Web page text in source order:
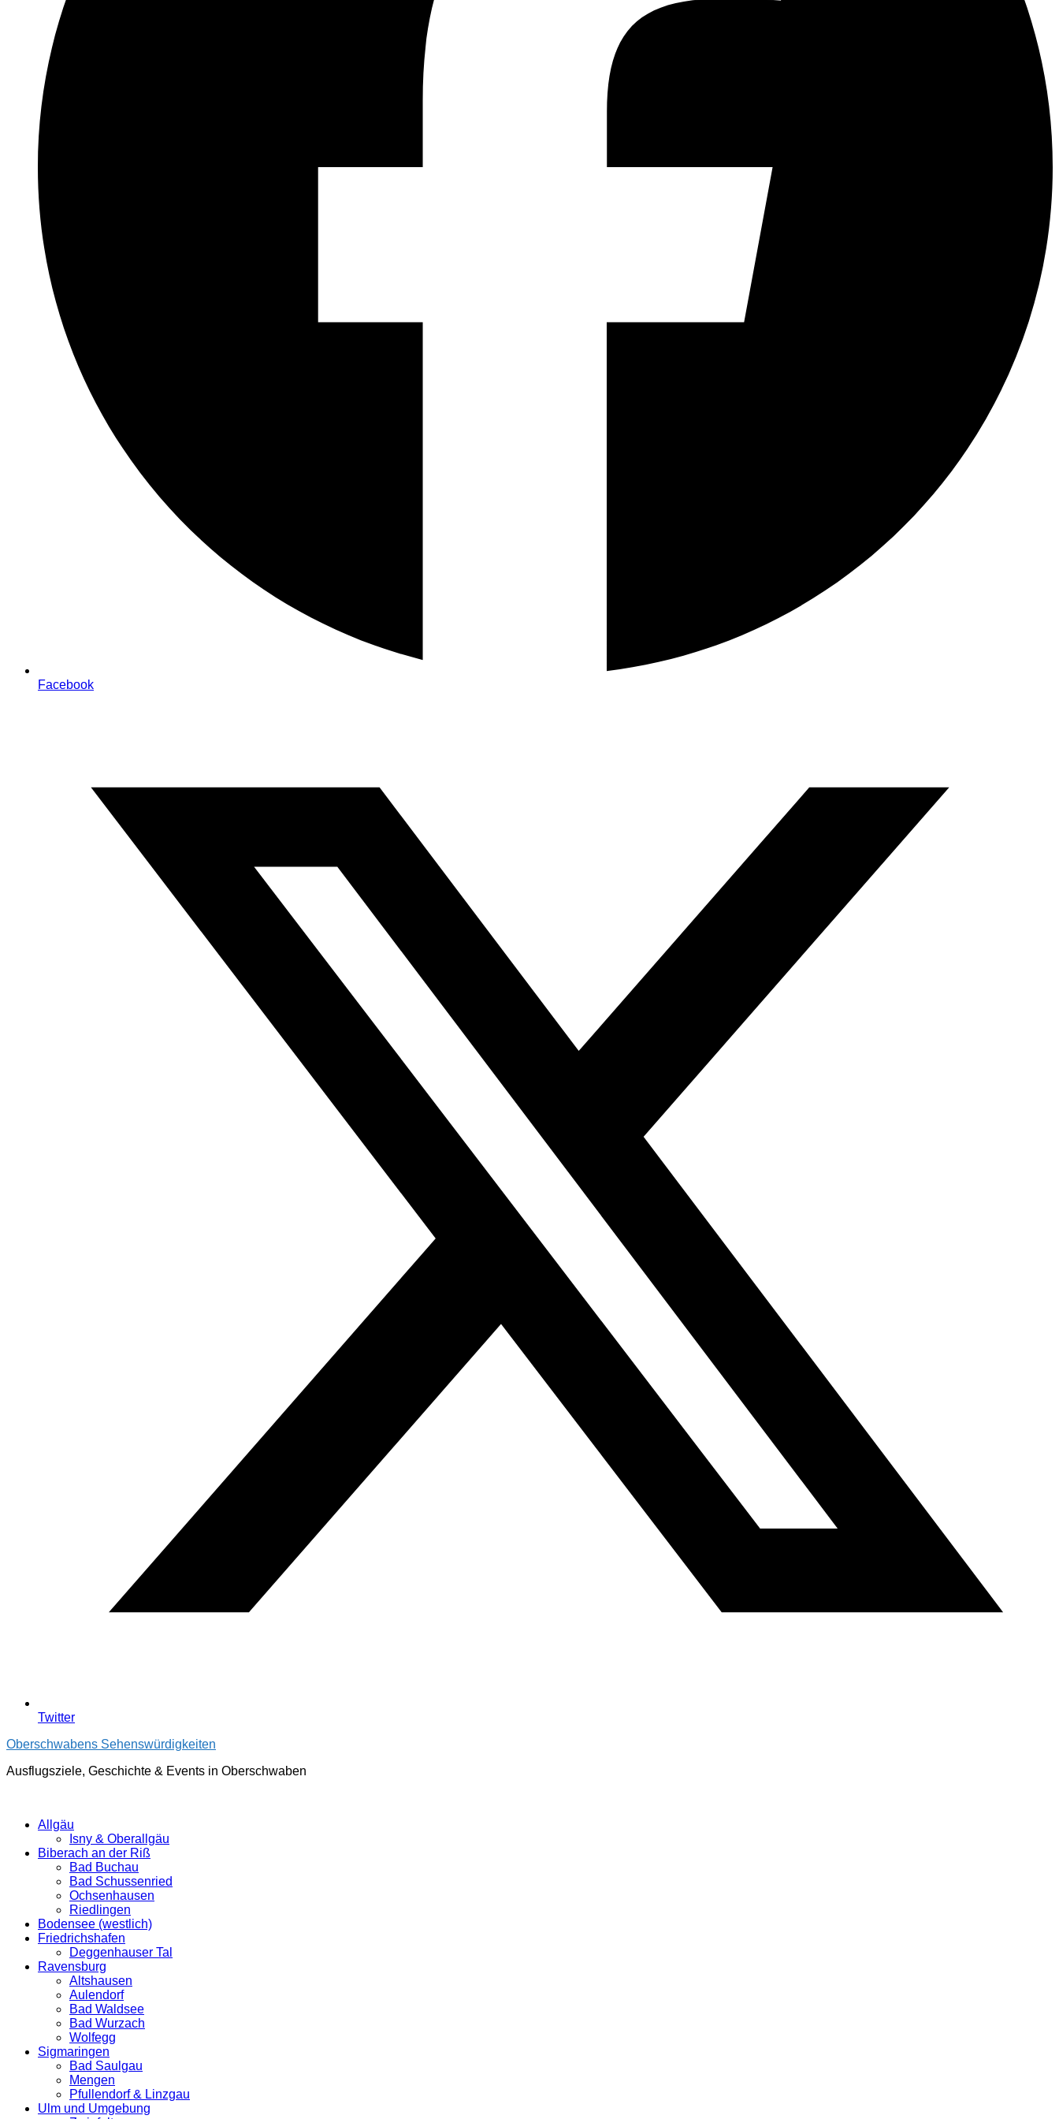
Facebook
Twitter
Oberschwabens Sehenswürdigkeiten
Ausflugsziele, Geschichte & Events in Oberschwaben
Allgäu
Isny & Oberallgäu
Biberach an der Riß
Bad Buchau
Bad Schussenried
Ochsenhausen
Riedlingen
Bodensee (westlich)
Friedrichshafen
Deggenhauser Tal
Ravensburg
Altshausen
Aulendorf
Bad Waldsee
Bad Wurzach
Wolfegg
Sigmaringen
Bad Saulgau
Mengen
Pfullendorf & Linzgau
Ulm und Umgebung